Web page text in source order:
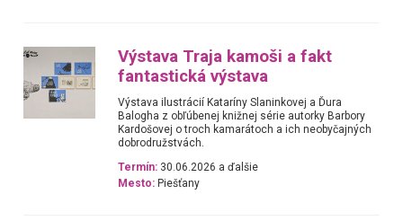
Výstava Traja kamoši a fakt
fantastická výstava
Výstava ilustrácií Kataríny Slaninkovej a Ďura
Balogha z obľúbenej knižnej série autorky Barbory
Kardošovej o troch kamarátoch a ich neobyčajných
dobrodružstvách.
Termín: 30.06.2026 a ďalšie
Mesto: Piešťany